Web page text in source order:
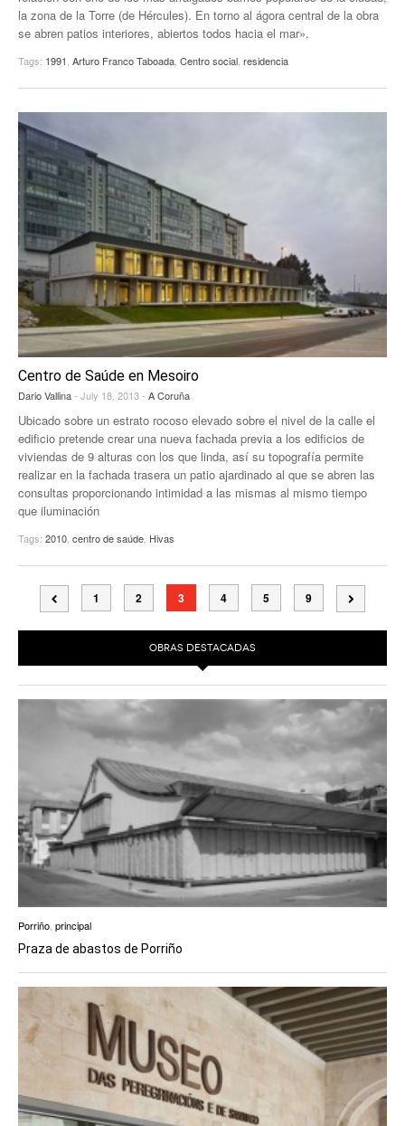
la zona de la Torre (de Hércules). En torno al ágora central de la obra
se abren patios interiores, abiertos todos hacia el mar».
Tags: 1991 Arturo Franco Taboada Centro social residencia
Centro de Saúde en Mesoiro
Dario Vallina- July 18, 2013 - A Coruña
Ubicado sobre un estrato rocoso elevado sobre el nivel de la calle el
edificio pretende crear una nueva fachada previa a los edificios de
viviendas de 9 alturas con los que linda, así su topografía permite
realizar en la fachada trasera un patio ajardinado al que se abren las
consultas proporcionando intimidad a las mismas al mismo tiempo
que iluminación
Tags: 2010 centro de saúde Hivas
1 2 3 4 5 9
OBRAS DESTACADAS
Porriño principal
Praza de abastos de Porriño